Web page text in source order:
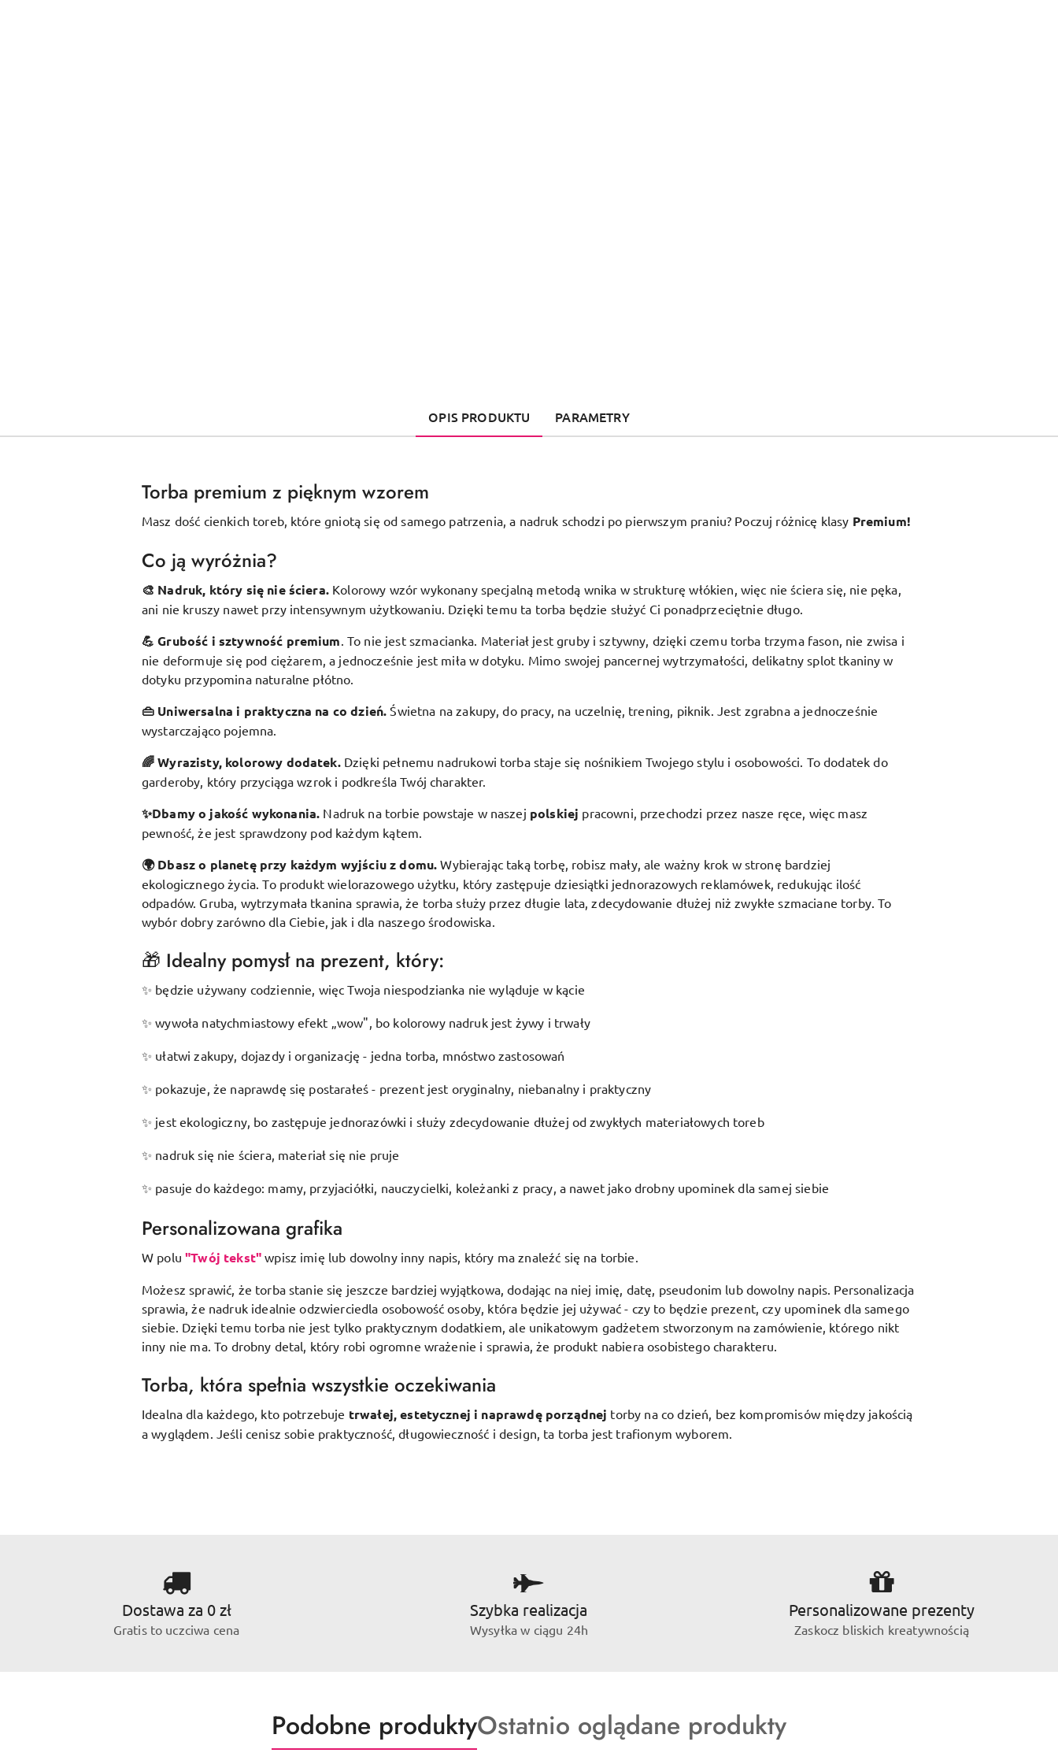
OPIS PRODUKTU PARAMETRY
Torba premium z pięknym wzorem
Masz dość cienkich toreb, które gniotą się od samego patrzenia, a nadruk schodzi po pierwszym praniu? Poczuj różnicę klasy Premium!
Co ją wyróżnia?
🎨 Nadruk, który się nie ściera. Kolorowy wzór wykonany specjalną metodą wnika w strukturę włókien, więc nie ściera się, nie pęka,
ani nie kruszy nawet przy intensywnym użytkowaniu. Dzięki temu ta torba będzie służyć Ci ponadprzeciętnie długo.
💪 Grubość i sztywność premium To nie jest szmacianka. Materiał jest gruby i sztywny, dzięki czemu torba trzyma fason, nie zwisa i
nie deformuje się pod ciężarem, a jednocześnie jest miła w dotyku. Mimo swojej pancernej wytrzymałości, delikatny splot tkaniny w
dotyku przypomina naturalne płótno.
👜 Uniwersalna i praktyczna na co dzień. Świetna na zakupy, do pracy, na uczelnię, trening, piknik. Jest zgrabna a jednocześnie
wystarczająco pojemna.
🌈 Wyrazisty, kolorowy dodatek. Dzięki pełnemu nadrukowi torba staje się nośnikiem Twojego stylu i osobowości. To dodatek do
garderoby, który przyciąga wzrok i podkreśla Twój charakter.
✨Dbamy o jakość wykonania. Nadruk na torbie powstaje w naszej polskiej pracowni, przechodzi przez nasze ręce, więc masz
pewność, że jest sprawdzony pod każdym kątem.
🌍 Dbasz o planetę przy każdym wyjściu z domu.Wybierając taką torbę, robisz mały, ale ważny krok w stronę bardziej
ekologicznego życia. To produkt wielorazowego użytku, który zastępuje dziesiątki jednorazowych reklamówek, redukując ilość
odpadów. Gruba, wytrzymała tkanina sprawia, że torba służy przez długie lata, zdecydowanie dłużej niż zwykłe szmaciane torby. To
wybór dobry zarówno dla Ciebie, jak i dla naszego środowiska.
🎁 Idealny pomysł na prezent, który:
✨ będzie używany codziennie, więc Twoja niespodzianka nie wyląduje w kącie
✨ wywoła natychmiastowy efekt „wow", bo kolorowy nadruk jest żywy i trwały
✨ ułatwi zakupy, dojazdy i organizację - jedna torba, mnóstwo zastosowań
✨ pokazuje, że naprawdę się postarałeś - prezent jest oryginalny, niebanalny i praktyczny
✨ jest ekologiczny, bo zastępuje jednorazówki i służy zdecydowanie dłużej od zwykłych materiałowych toreb
✨ nadruk się nie ściera, materiał się nie pruje
✨ pasuje do każdego: mamy, przyjaciółki, nauczycielki, koleżanki z pracy, a nawet jako drobny upominek dla samej siebie
Personalizowana grafika
W polu"Twój tekst" wpisz imię lub dowolny inny napis, który ma znaleźć się na torbie.
Możesz sprawić, że torba stanie się jeszcze bardziej wyjątkowa, dodając na niej imię, datę, pseudonim lub dowolny napis. Personalizacja
sprawia, że nadruk idealnie odzwierciedla osobowość osoby, która będzie jej używać - czy to będzie prezent, czy upominek dla samego
siebie. Dzięki temu torba nie jest tylko praktycznym dodatkiem, ale unikatowym gadżetem stworzonym na zamówienie, którego nikt
inny nie ma. To drobny detal, który robi ogromne wrażenie i sprawia, że produkt nabiera osobistego charakteru.
Torba, która spełnia wszystkie oczekiwania
Idealna dla każdego, kto potrzebuje trwałej, estetycznej i naprawdę porządnej torby na co dzień, bez kompromisów między jakością
a wyglądem. Jeśli cenisz sobie praktyczność, długowieczność i design, ta torba jest trafionym wyborem.
Dostawa za 0 zł
Gratis to uczciwa cena
Szybka realizacja
Wysyłka w ciągu 24h
Personalizowane prezenty
Zaskocz bliskich kreatywnością
Produkty
Podobne produktyProdukty
Ostatnio oglądane produkty